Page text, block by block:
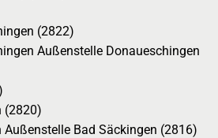
(2822)
Außenstelle Donaueschingen
(2820)
Außenstelle Bad Säckingen (2816)